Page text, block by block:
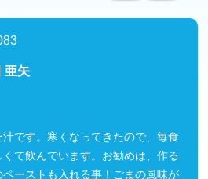
亜矢
です。寒くなってきたので、毎食
て飲んでいます。お勧めは、作る
ーストも入れる事！ごまの風味が